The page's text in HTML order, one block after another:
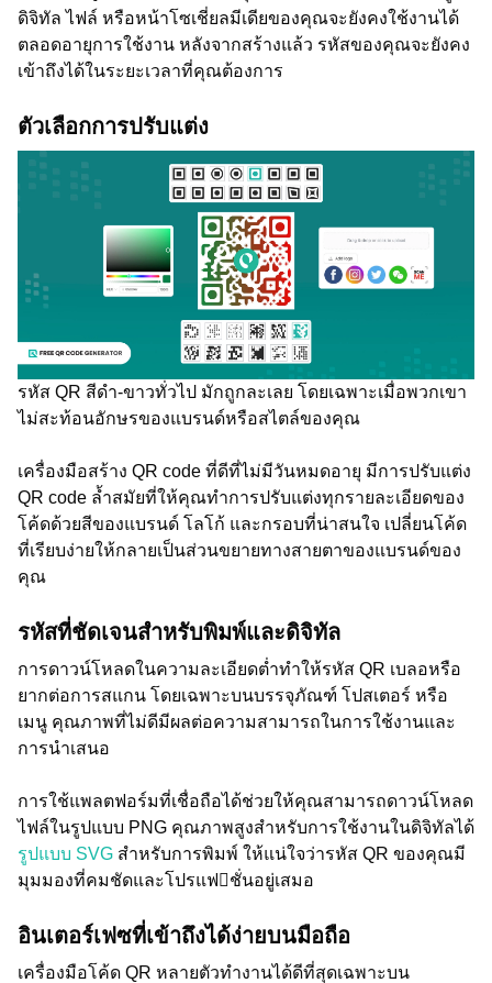
ดิจิทัล ไฟล์ หรือหน้าโซเชี่ยลมีเดียของคุณจะยังคงใช้งานได้
ตลอดอายุการใช้งาน หลังจากสร้างแล้ว รหัสของคุณจะยังคง
เข้าถึงได้ในระยะเวลาที่คุณต้องการ
ตัวเลือกการปรับแต่ง
รหัส QR สีดำ-ขาวทั่วไป มักถูกละเลย โดยเฉพาะเมื่อพวกเขา
ไม่สะท้อนอักษรของแบรนด์หรือสไตล์ของคุณ
เครื่องมือสร้าง QR code ที่ดีที่ไม่มีวันหมดอายุ มีการปรับแต่ง
QR code ล้ำสมัยที่ให้คุณทำการปรับแต่งทุกรายละเอียดของ
โค้ดด้วยสีของแบรนด์ โลโก้ และกรอบที่น่าสนใจ เปลี่ยนโค้ด
ที่เรียบง่ายให้กลายเป็นส่วนขยายทางสายตาของแบรนด์ของ
คุณ
รหัสที่ชัดเจนสำหรับพิมพ์และดิจิทัล
การดาวน์โหลดในความละเอียดต่ำทำให้รหัส QR เบลอหรือ
ยากต่อการสแกน โดยเฉพาะบนบรรจุภัณฑ์ โปสเตอร์ หรือ
เมนู คุณภาพที่ไม่ดีมีผลต่อความสามารถในการใช้งานและ
การนำเสนอ
การใช้แพลตฟอร์มที่เชื่อถือได้ช่วยให้คุณสามารถดาวน์โหลด
ไฟล์ในรูปแบบ PNG คุณภาพสูงสำหรับการใช้งานในดิจิทัลได้
รูปแบบ SVG สำหรับการพิมพ์ ให้แน่ใจว่ารหัส QR ของคุณมี
มุมมองที่คมชัดและโปรแฟชั่นอยู่เสมอ
อินเตอร์เฟซที่เข้าถึงได้ง่ายบนมือถือ
เครื่องมือโค้ด QR หลายตัวทำงานได้ดีที่สุดเฉพาะบน